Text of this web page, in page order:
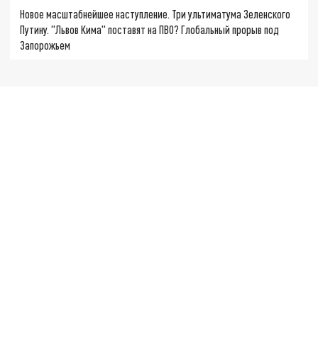
Новое масштабнейшее наступление. Три ультиматума Зеленского
Путину. "Львов Кима" поставят на ПВО? Глобальный прорыв под
Запорожьем